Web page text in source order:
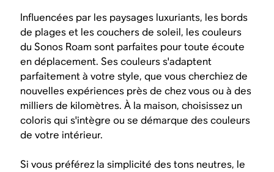
Influencées par les paysages luxuriants, les bords
de plages et les couchers de soleil, les couleurs
du Sonos Roam sont parfaites pour toute écoute
en déplacement. Ses couleurs s'adaptent
parfaitement à votre style, que vous cherchiez de
nouvelles expériences près de chez vous ou à des
milliers de kilomètres. À la maison, choisissez un
coloris qui s'intègre ou se démarque des couleurs
de votre intérieur.
Si vous préférez la simplicité des tons neutres, le